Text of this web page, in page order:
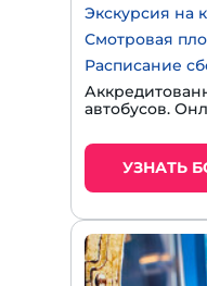
Экскурсия на
Смотровая
Расписание
автобусов.
УЗНАТЬ